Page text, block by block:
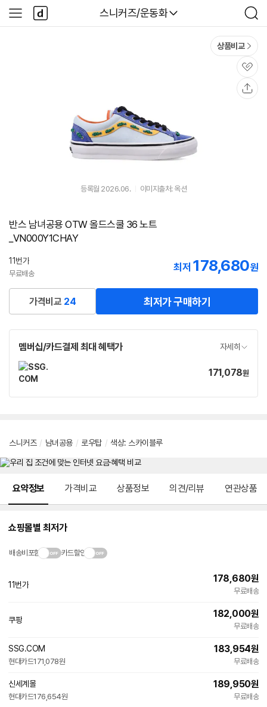
다나와
스니커즈/운동화
검
색
사
이
다
나
와
상품비교
관
심
등록월 2026.06. 이미지출처: 옥션
반스 남녀공용 OTW 올드스쿨 36 노트
_VN000Y1CHAY
11번가
무료배송
최저 178,680원
가격비교 24 최저가 구매하기
멤버십/카드결제 최대 혜택가 자세히
가
171,078원
스니커즈 / 남녀공용 / 로우탑 / 색상: 스카이블루
요약정보 가격비교 상품정보 의견/리뷰 연관상품
쇼핑몰별 최저가
배송비포함 카드할인
11번가
178,680원
무료배송
쿠팡
182,000원
무료배송
SSG.COM
현대카드171,078원
183,954원
무료배송
신세계몰
현대카드176,654원
189,950원
무료배송